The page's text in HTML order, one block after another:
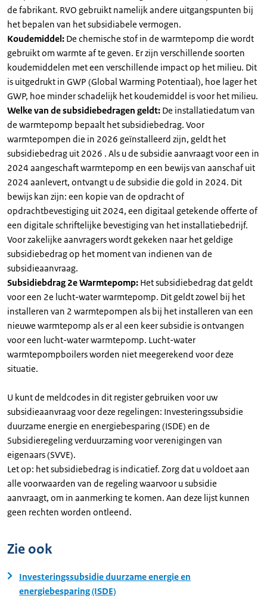
de fabrikant. RVO gebruikt namelijk andere uitgangspunten bij
het bepalen van het subsidiabele vermogen.
Koudemiddel: De chemische stof in de warmtepomp die wordt
gebruikt om warmte af te geven. Er zijn verschillende soorten
koudemiddelen met een verschillende impact op het milieu. Dit
is uitgedrukt in GWP (Global Warming Potentiaal), hoe lager het
GWP, hoe minder schadelijk het koudemiddel is voor het milieu.
Welke van de subsidiebedragen geldt: De installatiedatum van
de warmtepomp bepaalt het subsidiebedrag. Voor
warmtepompen die in 2026 geïnstalleerd zijn, geldt het
subsidiebedrag uit 2026 . Als u de subsidie aanvraagt voor een in
2024 aangeschaft warmtepomp en een bewijs van aanschaf uit
2024 aanlevert, ontvangt u de subsidie die gold in 2024. Dit
bewijs kan zijn: een kopie van de opdracht of
opdrachtbevestiging uit 2024, een digitaal getekende offerte of
een digitale schriftelijke bevestiging van het installatiebedrijf.
Voor zakelijke aanvragers wordt gekeken naar het geldige
subsidiebedrag op het moment van indienen van de
subsidieaanvraag.
Subsidiebdrag 2e Warmtepomp: Het subsidiebedrag dat geldt
voor een 2e lucht-water warmtepomp. Dit geldt zowel bij het
installeren van 2 warmtepompen als bij het installeren van een
nieuwe warmtepomp als er al een keer subsidie is ontvangen
voor een lucht-water warmtepomp. Lucht-water
warmtepompboilers worden niet meegerekend voor deze
situatie.
U kunt de meldcodes in dit register gebruiken voor uw
subsidieaanvraag voor deze regelingen: Investeringssubsidie
duurzame energie en energiebesparing (ISDE) en de
Subsidieregeling verduurzaming voor verenigingen van
eigenaars (SVVE).
Let op: het subsidiebedrag is indicatief. Zorg dat u voldoet aan
alle voorwaarden van de regeling waarvoor u subsidie
aanvraagt, om in aanmerking te komen. Aan deze lijst kunnen
geen rechten worden ontleend.
Zie ook
Investeringssubsidie duurzame energie en
energiebesparing (ISDE)